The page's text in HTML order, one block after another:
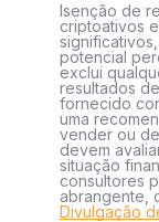
Isenção de
criptoativos
potencial
exclui
resultados
fornecido
uma
vender ou
devem
situação
consultores
abrangente,
Divulgação